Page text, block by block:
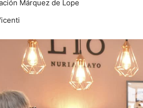
Márquez de Lope